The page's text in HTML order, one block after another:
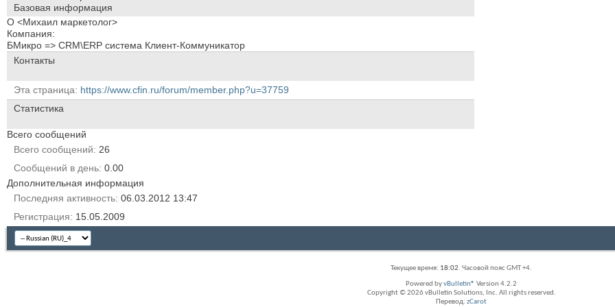
Базовая информация
О <Михаил маркетолог>
Компания:
БМикро => CRM\ERP система Клиент-Коммуникатор
Контакты
Эта страница
https://www.cfin.ru/forum/member.php?u=37759
Статистика
Всего сообщений
Всего сообщений
26
Сообщений в день 0.00
Дополнительная информация
Последняя активность 06.03.2012 13:47
Регистрация
15.05.2009
Текущее время: 18:02. Часовой пояс GMT +4.
Powered byvBulletin® Version 4.2.2
Copyright © 2026 vBulletin Solutions, Inc. All rights reserved.
Перевод: zCarot